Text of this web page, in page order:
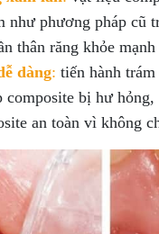
như phương pháp cũ
thân răng khỏe
dàng: tiến hành
bị hư
an toàn vì không